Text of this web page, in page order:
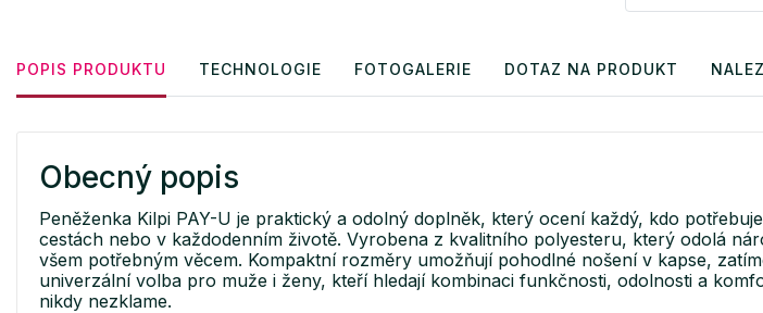
POPIS PRODUKTU TECHNOLOGIE FOTOGALERIE DOTAZ NA PRODUKT
Obecný popis
Peněženka Kilpi PAY-U je praktický a odolný doplněk, který ocení každý, kdo
cestách nebo v každodenním životě. Vyrobena z kvalitního polyesteru, který odolá
všem potřebným věcem. Kompaktní rozměry umožňují pohodlné nošení v kapse,
univerzální volba pro muže i ženy, kteří hledají kombinaci funkčnosti, odolnosti a
nikdy nezklame.